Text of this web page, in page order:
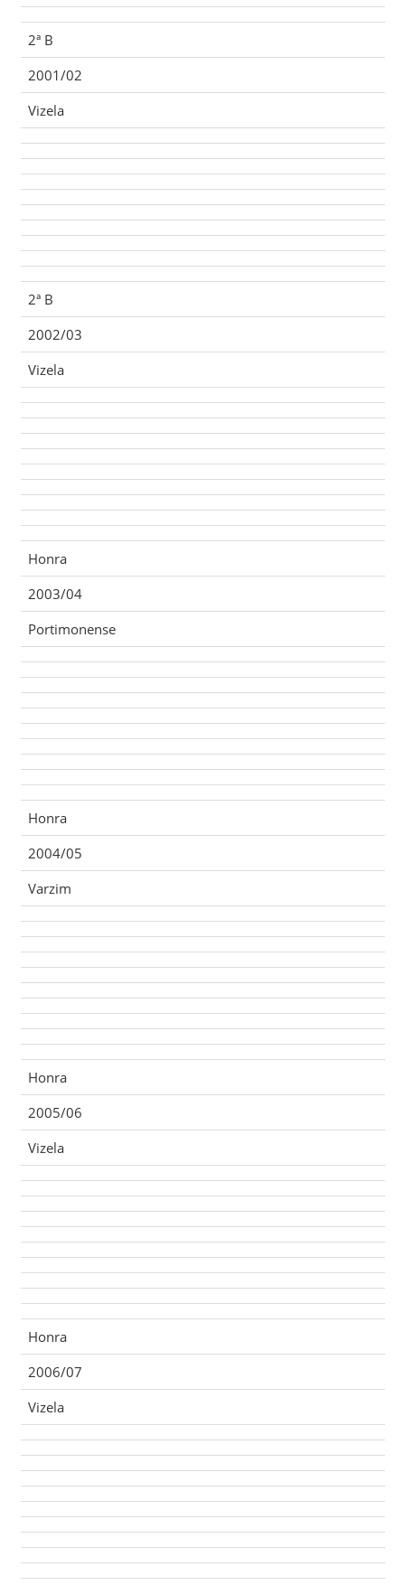
2ª B
2001/02
Vizela
2ª B
2002/03
Vizela
Honra
2003/04
Portimonense
Honra
2004/05
Varzim
Honra
2005/06
Vizela
Honra
2006/07
Vizela